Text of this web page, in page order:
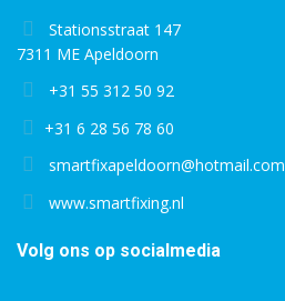
Stationsstraat 147
7311 ME Apeldoorn
+31 55 312 50 92
+31 6 28 56 78 60
smartfixapeldoorn@hotmail.com
www.smartfixing.nl
Volg ons op socialmedia